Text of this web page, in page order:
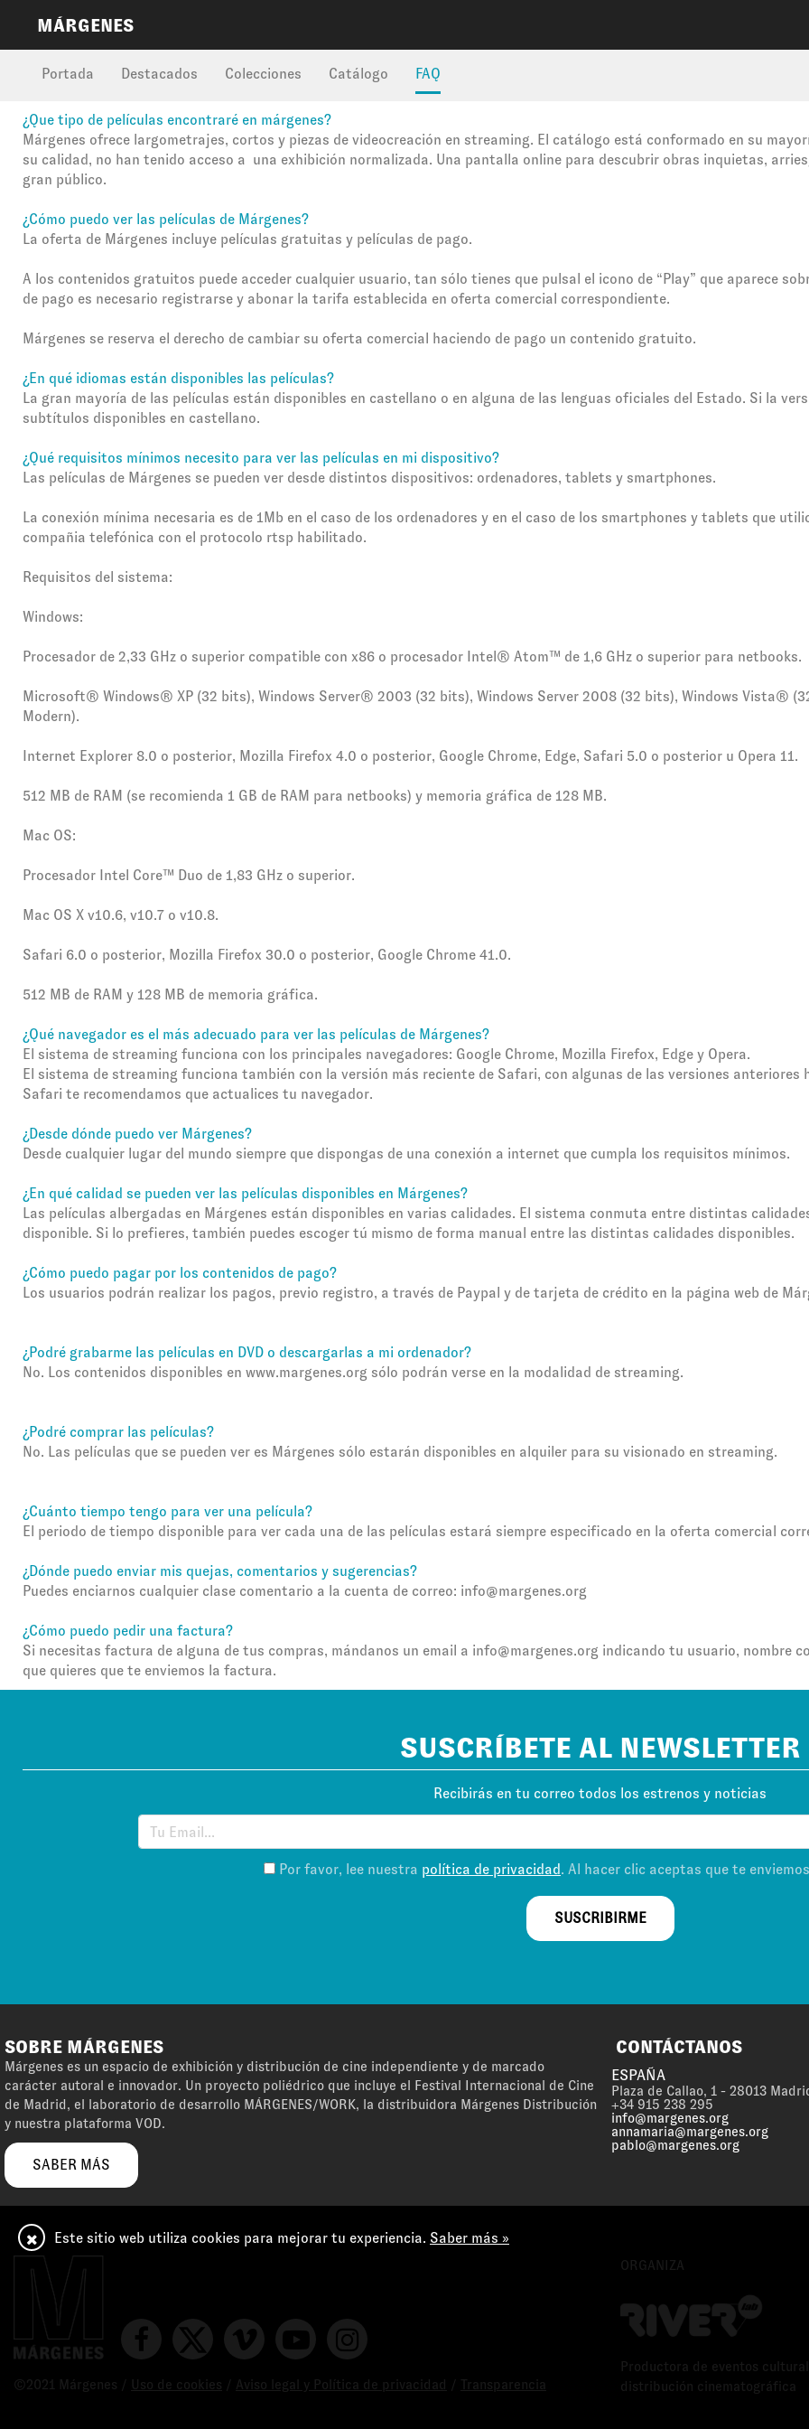
MÁRGENES
Portada Destacados Colecciones Catálogo FAQ
¿Que tipo de películas encontraré en márgenes?
Márgenes ofrece largometrajes, cortos y piezas de videocreación en streaming. El catálogo está conformado en su
su calidad, no han tenido acceso a una exhibición normalizada. Una pantalla online para descubrir obras inquietas,
gran público.
¿Cómo puedo ver las películas de Márgenes?
La oferta de Márgenes incluye películas gratuitas y películas de pago.
A los contenidos gratuitos puede acceder cualquier usuario, tan sólo tienes que pulsal el icono de “Play” que aparece
de pago es necesario registrarse y abonar la tarifa establecida en oferta comercial correspondiente.
Márgenes se reserva el derecho de cambiar su oferta comercial haciendo de pago un contenido gratuito.
¿En qué idiomas están disponibles las películas?
La gran mayoría de las películas están disponibles en castellano o en alguna de las lenguas oficiales del Estado. Si la
subtítulos disponibles en castellano.
¿Qué requisitos mínimos necesito para ver las películas en mi dispositivo?
Las películas de Márgenes se pueden ver desde distintos dispositivos: ordenadores, tablets y smartphones.
La conexión mínima necesaria es de 1Mb en el caso de los ordenadores y en el caso de los smartphones y tablets que
compañia telefónica con el protocolo rtsp habilitado.
Requisitos del sistema:
Windows:
Procesador de 2,33 GHz o superior compatible con x86 o procesador Intel® Atom™ de 1,6 GHz o superior para netbooks.
Microsoft® Windows® XP (32 bits), Windows Server® 2003 (32 bits), Windows Server 2008 (32 bits), Windows Vista®
Modern).
Internet Explorer 8.0 o posterior, Mozilla Firefox 4.0 o posterior, Google Chrome, Edge, Safari 5.0 o posterior u Opera 11.
512 MB de RAM (se recomienda 1 GB de RAM para netbooks) y memoria gráfica de 128 MB.
Mac OS:
Procesador Intel Core™ Duo de 1,83 GHz o superior.
Mac OS X v10.6, v10.7 o v10.8.
Safari 6.0 o posterior, Mozilla Firefox 30.0 o posterior, Google Chrome 41.0.
512 MB de RAM y 128 MB de memoria gráfica.
¿Qué navegador es el más adecuado para ver las películas de Márgenes?
El sistema de streaming funciona con los principales navegadores: Google Chrome, Mozilla Firefox, Edge y Opera.
El sistema de streaming funciona también con la versión más reciente de Safari, con algunas de las versiones
Safari te recomendamos que actualices tu navegador.
¿Desde dónde puedo ver Márgenes?
Desde cualquier lugar del mundo siempre que dispongas de una conexión a internet que cumpla los requisitos mínimos.
¿En qué calidad se pueden ver las películas disponibles en Márgenes?
Las películas albergadas en Márgenes están disponibles en varias calidades. El sistema conmuta entre distintas
disponible. Si lo prefieres, también puedes escoger tú mismo de forma manual entre las distintas calidades disponibles.
¿Cómo puedo pagar por los contenidos de pago?
Los usuarios podrán realizar los pagos, previo registro, a través de Paypal y de tarjeta de crédito en la página web de
¿Podré grabarme las películas en DVD o descargarlas a mi ordenador?
No. Los contenidos disponibles en www.margenes.org sólo podrán verse en la modalidad de streaming.
¿Podré comprar las películas?
No. Las películas que se pueden ver es Márgenes sólo estarán disponibles en alquiler para su visionado en streaming.
¿Cuánto tiempo tengo para ver una película?
El periodo de tiempo disponible para ver cada una de las películas estará siempre especificado en la oferta comercial
¿Dónde puedo enviar mis quejas, comentarios y sugerencias?
Puedes enciarnos cualquier clase comentario a la cuenta de correo: info@margenes.org
¿Cómo puedo pedir una factura?
Si necesitas factura de alguna de tus compras, mándanos un email a info@margenes.org indicando tu usuario, nombre
que quieres que te enviemos la factura.
SUSCRÍBETE AL NEWSLETTER
Recibirás en tu correo todos los estrenos y noticias
Por favor, lee nuestra política de privacidad. Al hacer clic aceptas que te
SUSCRIBIRME
SOBRE MÁRGENES
Márgenes es un espacio de exhibición y distribución de cine independiente y de marcado
carácter autoral e innovador. Un proyecto poliédrico que incluye el Festival Internacional de Cine
de Madrid, el laboratorio de desarrollo MÁRGENES/WORK, la distribuidora Márgenes Distribución
y nuestra plataforma VOD.
SABER MÁS
CONTÁCTANOS
ESPAÑA
Plaza de Callao, 1 - 28013
+34 915 238 295
info@margenes.org
annamaria@margenes.org
pablo@margenes.org
©2021 Márgenes / Uso de cookies Aviso legal y Política de privacidad Transparencia
ORGANIZA
Productora de eventos
distribución cinematográfica
Este sitio web utiliza cookies para mejorar tu experiencia. Saber más »